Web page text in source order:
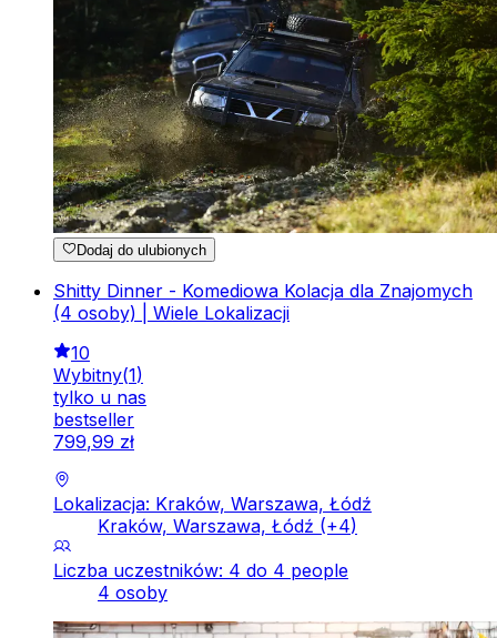
Dodaj do ulubionych
Shitty Dinner - Komediowa Kolacja dla Znajomych
(4 osoby) | Wiele Lokalizacji
10
Wybitny(1)
tylko u nas
bestseller
799,99 zł
Lokalizacja: Kraków, Warszawa, Łódź
Kraków, Warszawa, Łódź (+4)
Liczba uczestników: 4 do 4 people
4 osoby